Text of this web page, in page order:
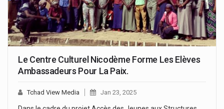
Le Centre Culturel Nicodème Forme Les Elèves
Ambassadeurs Pour La Paix.
Tchad View Media Jan 23, 2025